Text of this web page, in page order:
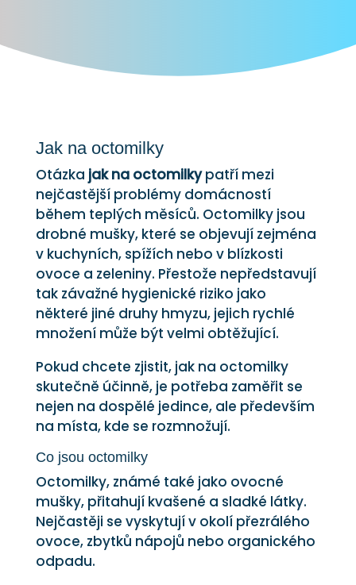
Jak na octomilky
Otázka jak na octomilkypatří mezi
nejčastější problémy domácností
během teplých měsíců. Octomilky jsou
drobné mušky, které se objevují zejména
v kuchyních, spížích nebo v blízkosti
ovoce a zeleniny. Přestože nepředstavují
tak závažné hygienické riziko jako
některé jiné druhy hmyzu, jejich rychlé
množení může být velmi obtěžující.
Pokud chcete zjistit, jak na octomilky
skutečně účinně, je potřeba zaměřit se
nejen na dospělé jedince, ale především
na místa, kde se rozmnožují.
Co jsou octomilky
Octomilky, známé také jako ovocné
mušky, přitahují kvašené a sladké látky.
Nejčastěji se vyskytují v okolí přezrálého
ovoce, zbytků nápojů nebo organického
odpadu.